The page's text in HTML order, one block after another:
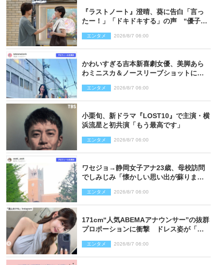
『ラストノート』澄晴、葵に告白「言っ
たー！」「ドキドキする」の声 “優子劇
エンタメ 2026/8/7 06:00
かわいすぎる吉本新喜劇女優、美脚あら
わミニスカ＆ノースリーブショットに反
エンタメ 2026/8/7 06:00
小栗旬、新ドラマ『LOST10』で主演・横
浜流星と初共演「もう最高です」
エンタメ 2026/8/7 06:00
ワセジョ→静岡女子アナ23歳、母校訪問
でしみじみ「懐かしい思い出が蘇りまし
エンタメ 2026/8/7 06:00
171cm“人気ABEMAアナウンサー”の抜群
プロポーションに衝撃 ドレス姿が「美
エンタメ 2026/8/7 06:00